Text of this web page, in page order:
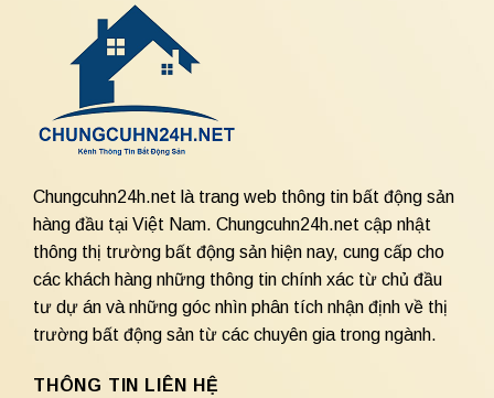
Chungcuhn24h.net là trang web thông tin bất động sản
hàng đầu tại Việt Nam. Chungcuhn24h.net cập nhật
thông thị trường bất động sản hiện nay, cung cấp cho
các khách hàng những thông tin chính xác từ chủ đầu
tư dự án và những góc nhìn phân tích nhận định về thị
trường bất động sản từ các chuyên gia trong ngành.
THÔNG TIN LIÊN HỆ